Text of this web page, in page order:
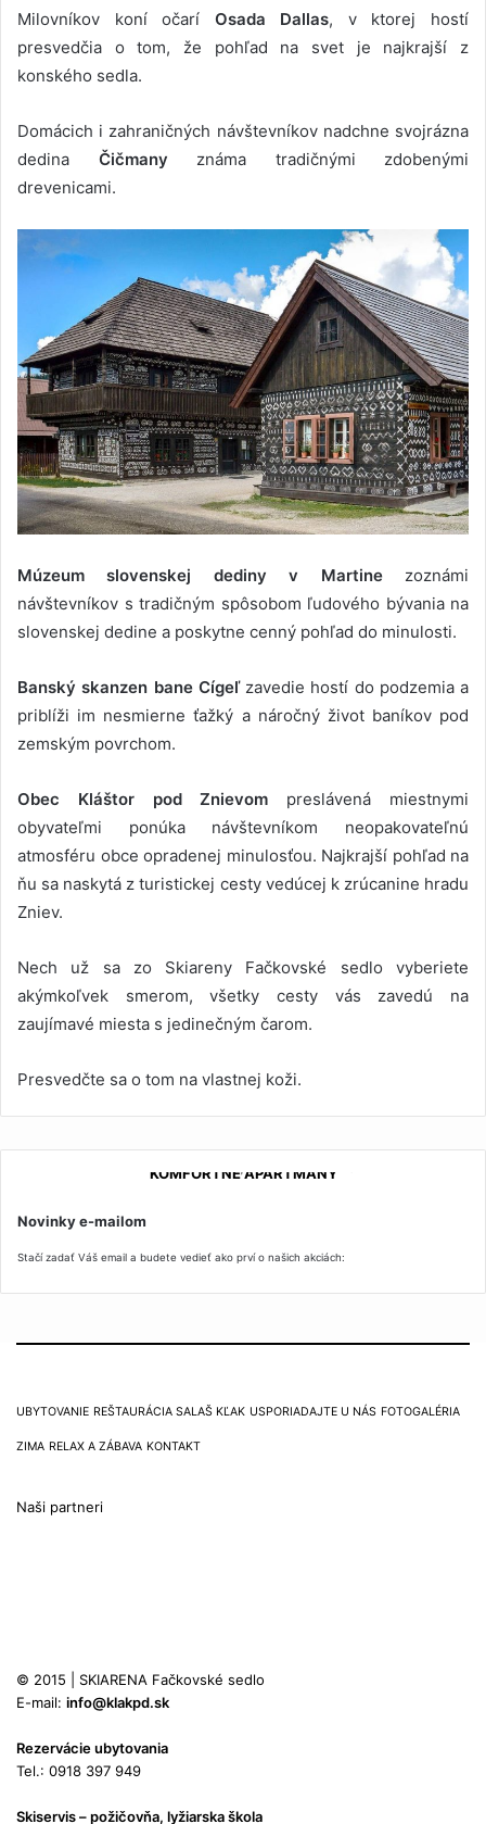
Milovníkov koní očarí Osada Dallas, v ktorej hostí
presvedčia o tom, že pohľad na svet je najkrajší z
konského sedla.
Domácich i zahraničných návštevníkov nadchne svojrázna
dedina Čičmany známa tradičnými zdobenými
drevenicami.
Múzeum slovenskej dediny v Martinezoznámi
návštevníkov s tradičným spôsobom ľudového bývania na
slovenskej dedine a poskytne cenný pohľad do minulosti.
Banský skanzen bane Cígeľzavedie hostí do podzemia a
priblíži im nesmierne ťažký a náročný život baníkov pod
zemským povrchom.
Obec Kláštor pod Znievom preslávená miestnymi
obyvateľmi ponúka návštevníkom neopakovateľnú
atmosféru obce opradenej minulosťou. Najkrajší pohľad na
ňu sa naskytá z turistickej cesty vedúcej k zrúcanine hradu
Zniev.
Nech už sa zo Skiareny Fačkovské sedlo vyberiete
akýmkoľvek smerom, všetky cesty vás zavedú na
zaujímavé miesta s jedinečným čarom.
Presvedčte sa o tom na vlastnej koži.
KOMFORTNÉ APARTMÁNY
Novinky e-mailom
Stačí zadať Váš email a budete vedieť ako prví o našich akciách:
UBYTOVANIE REŠTAURÁCIA SALAŠ KĽAK USPORIADAJTE U NÁS FOTOGALÉRIA
ZIMA RELAX A ZÁBAVA KONTAKT
Naši partneri
© 2015 | SKIARENA Fačkovské sedlo
E-mail: info@klakpd.sk
Rezervácie ubytovania
Tel.: 0918 397 949
Skiservis – požičovňa, lyžiarska škola